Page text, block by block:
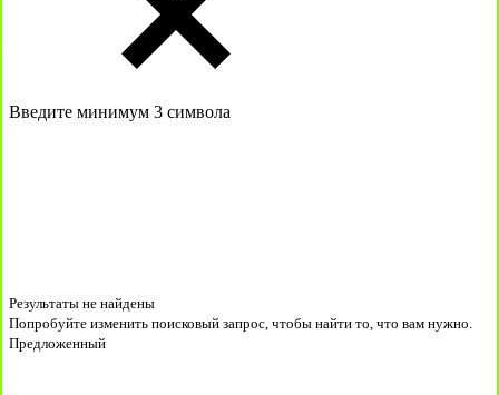
Введите минимум 3 символа
Результаты не найдены
Попробуйте изменить поисковый запрос, чтобы найти то, что вам нужно.
Предложенный